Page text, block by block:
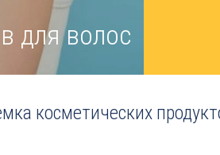
для волос
косметических